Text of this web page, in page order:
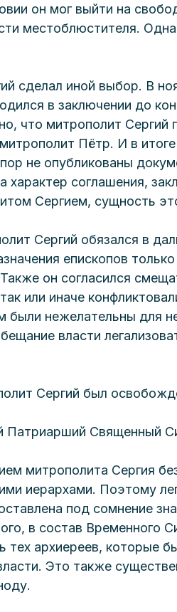
он мог выйти на
местоблюстителя.
сделал иной выбор. В
в заключении до
что митрополит Сергий
Пётр. И в
не опубликованы
характер соглашения,
Сергием, сущность
Сергий обязался в
епископов
он согласился
или иначе
были нежелательны для
власти
Сергий был
Патриарший Священный
митрополита Сергия
иерархами. Поэтому
под сомнение
в состав Временного
тех архиереев, которые
Это также